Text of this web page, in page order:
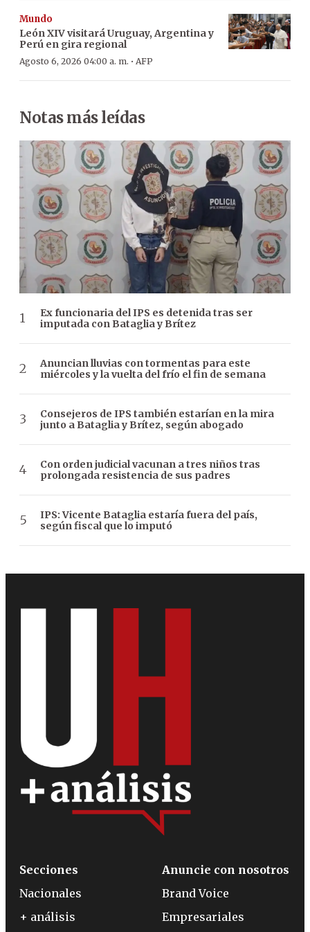
Mundo
León XIV visitará Uruguay, Argentina y
Perú en gira regional
Agosto 6, 2026 04:00 a. m. · AFP
Notas más leídas
Ex funcionaria del IPS es detenida tras ser
imputada con Bataglia y Brítez
Anuncian lluvias con tormentas para este
miércoles y la vuelta del frío el fin de semana
Consejeros de IPS también estarían en la mira
junto a Bataglia y Brítez, según abogado
Con orden judicial vacunan a tres niños tras
prolongada resistencia de sus padres
IPS: Vicente Bataglia estaría fuera del país,
según fiscal que lo imputó
Secciones
Nacionales
+ análisis
Anuncie con nosotros
Brand Voice
Empresariales